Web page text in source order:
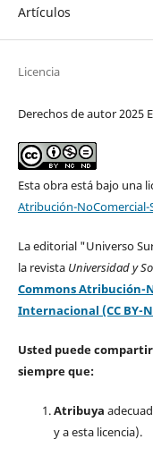
Artículos
Licencia
Derechos de autor 2025
Esta obra está bajo una
Atribución-NoComercial-
La editorial "Universo
la revista Universidad y
Commons Atribución-
Internacional (CC BY-
Usted puede
siempre que:
Atribuya
y a esta licencia).